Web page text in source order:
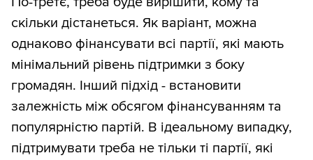
скільки дістанеться. Як варіант, можна
однаково фінансувати всі партії, які мають
мінімальний рівень підтримки з боку
громадян. Інший підхід - встановити
залежність між обсягом фінансуванням та
популярністю партій. В ідеальному випадку,
підтримувати треба не тільки ті партії, які